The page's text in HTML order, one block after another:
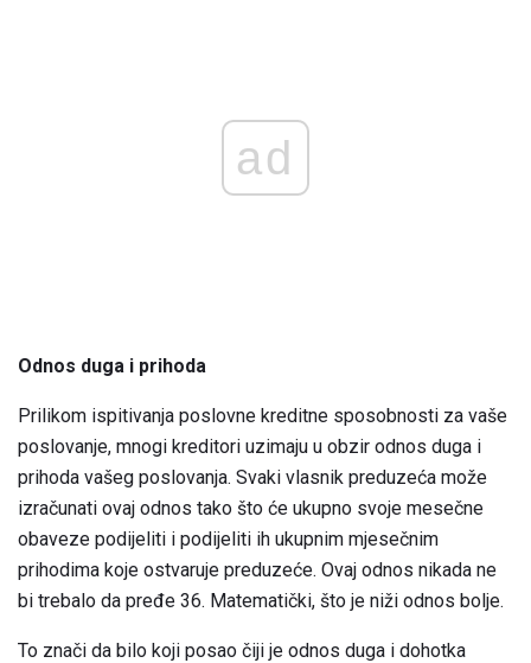
ad
Odnos duga i prihoda
Prilikom ispitivanja poslovne kreditne sposobnosti za vaše
poslovanje, mnogi kreditori uzimaju u obzir odnos duga i
prihoda vašeg poslovanja. Svaki vlasnik preduzeća može
izračunati ovaj odnos tako što će ukupno svoje mesečne
obaveze podijeliti i podijeliti ih ukupnim mjesečnim
prihodima koje ostvaruje preduzeće. Ovaj odnos nikada ne
bi trebalo da pređe 36. Matematički, što je niži odnos bolje.
To znači da bilo koji posao čiji je odnos duga i dohotka